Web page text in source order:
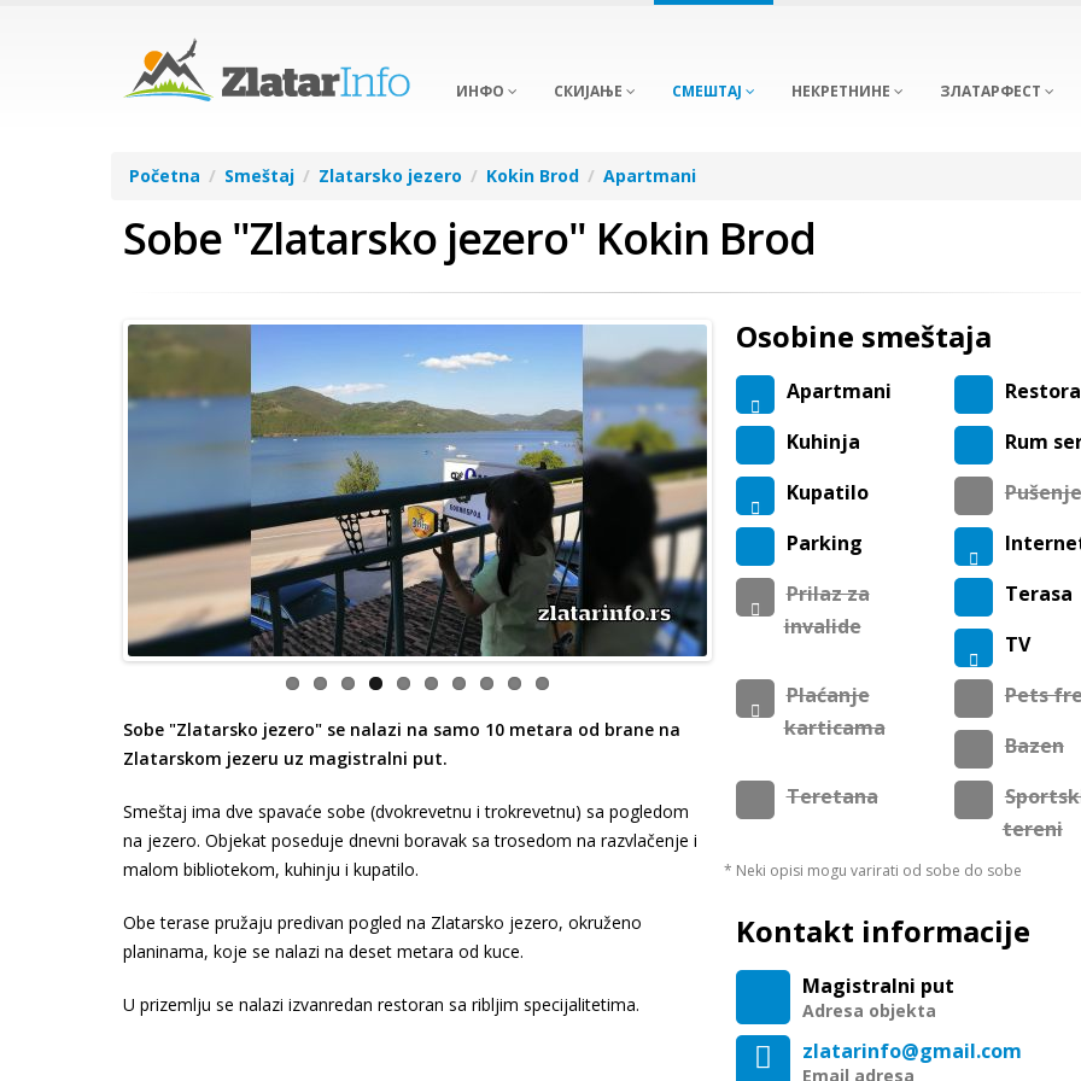
ИНФО СКИЈАЊЕ СМЕШТАЈ НЕКРЕТНИНЕ ЗЛАТАРФЕСТ
Početna Smeštaj Zlatarsko jezero Kokin Brod Apartmani
Sobe "Zlatarsko jezero" Kokin Brod
Sobe "Zlatarsko jezero" se nalazi na samo 10 metara od brane na
Zlatarskom jezeru uz magistralni put.
Smeštaj ima dve spavaće sobe (dvokrevetnu i trokrevetnu) sa pogledom
na jezero. Objekat poseduje dnevni boravak sa trosedom na razvlačenje i
malom bibliotekom, kuhinju i kupatilo.
Obe terase pružaju predivan pogled na Zlatarsko jezero, okruženo
planinama, koje se nalazi na deset metara od kuce.
U prizemlju se nalazi izvanredan restoran sa ribljim specijalitetima.
Osobine smeštaja
Apartmani
Kuhinja
Rum
Kupatilo
Pušenje
Parking
Prilaz za
invalide
Terasa
TV
Plaćanje
karticama
Pets
Bazen
Teretana
tereni
* Neki opisi mogu varirati od sobe do sobe
Kontakt informacije
Magistralni put
Adresa objekta
zlatarinfo@gmail.com
Email adresa